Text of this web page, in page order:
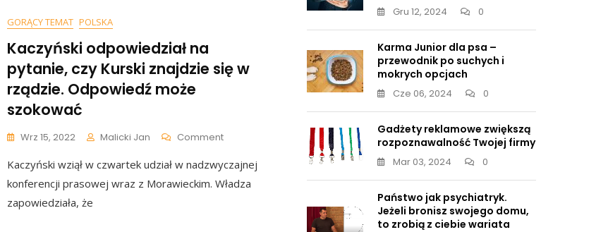
GORĄCY TEMAT POLSKA
Kaczyński odpowiedział na
pytanie, czy Kurski znajdzie się w
rządzie. Odpowiedź może
szokować
Wrz 15, 2022 Malicki Jan CommentOn
Odpowiedział
Na
Kaczyński wziął w czwartek udział w nadzwyczajnej
konferencji prasowej wraz z Morawieckim. Władza
zapowiedziała, że
Gru 12, 2024 0
Karma Junior dla psa –
przewodnik po suchych i
mokrych opcjach
Cze 06, 2024 0
Gadżety reklamowe zwiększą
rozpoznawalność Twojej firmy
Mar 03, 2024 0
Państwo jak psychiatryk.
Jeżeli bronisz swojego domu,
to zrobią z ciebie wariata